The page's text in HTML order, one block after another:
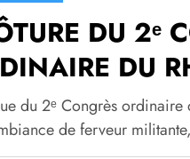
DU 2ᵉ
DU
à la tête du
du 2ᵉ Congrès ordinaire
de ferveur